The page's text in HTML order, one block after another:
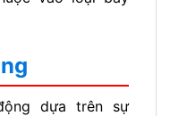
dựa trên sự